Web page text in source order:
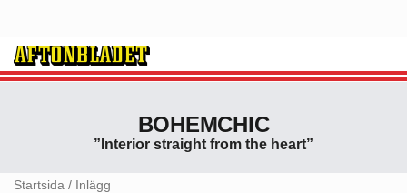
BOHEMCHIC
”Interior straight from the heart”
Startsida / Inlägg